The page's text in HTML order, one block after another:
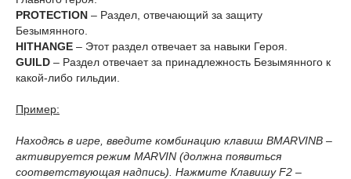
PROTECTION – Раздел, отвечающий за защиту
Безымянного.
HITHANGE – Этот раздел отвечает за навыки Героя.
GUILD – Раздел отвечает за принадлежность Безымянного к
какой-либо гильдии.
Пример:
Находясь в игре, введите комбинацию клавиш BMARVINB –
активируется режим MARVIN (должна появиться
соответствующая надпись). Нажмите Клавишу F2 –